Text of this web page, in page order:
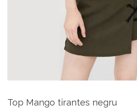
Top Mango tirantes negru